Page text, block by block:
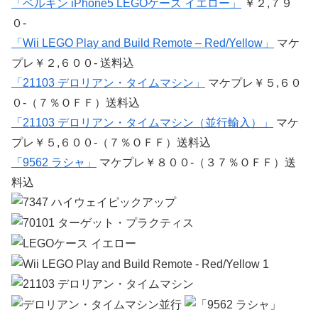
「ベルキン iPhone5 LEGOケース イエロー」
￥２,７９
０-
「Wii LEGO Play and Build Remote – Red/Yellow」
マケ
プレ￥２,６００- 送料込
「21103 デロリアン・タイムマシン」
マケプレ￥５,６０
０-（７％ＯＦＦ）送料込
「21103 デロリアン・タイムマシン（並行輸入）」
マケ
プレ￥５,６００-（７％ＯＦＦ）送料込
「9562 ラシャ」
マケプレ￥８００-（３７％ＯＦＦ）送
料込